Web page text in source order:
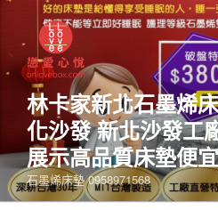
林卡家新北石墨烯
化沙發 新北沙發工
展示高品質床墊便
石墨烯床墊 0958971568